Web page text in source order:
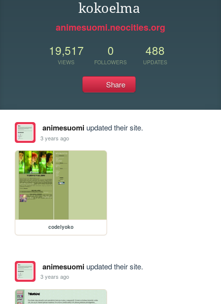
kokoelma
animesuomi.neocities.org
19,517
VIEWS
0
FOLLOWERS
488
UPDATES
Share
animesuomiupdated their site.
3 years ago
codelyoko
animesuomiupdated their site.
3 years ago